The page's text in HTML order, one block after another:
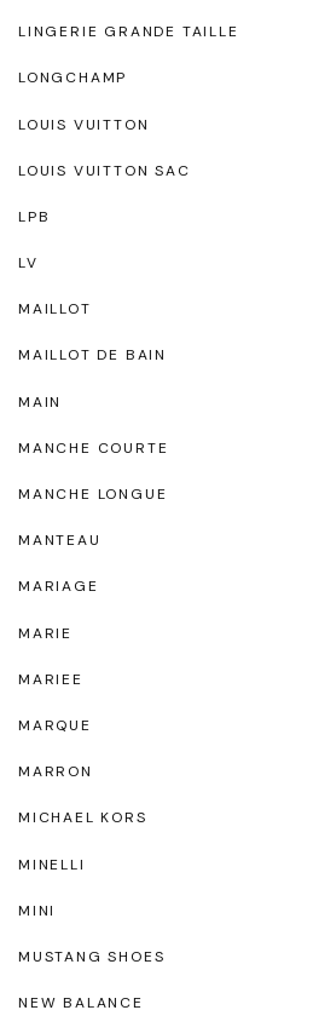
LINGERIE GRANDE TAILLE
LONGCHAMP
LOUIS VUITTON
LOUIS VUITTON SAC
LPB
LV
MAILLOT
MAILLOT DE BAIN
MAIN
MANCHE COURTE
MANCHE LONGUE
MANTEAU
MARIAGE
MARIE
MARIEE
MARQUE
MARRON
MICHAEL KORS
MINELLI
MINI
MUSTANG SHOES
NEW BALANCE